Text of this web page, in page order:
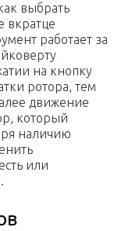
выбрать
вкратце
работает за
на кнопку
ротора, тем
движение
который
наличию
или